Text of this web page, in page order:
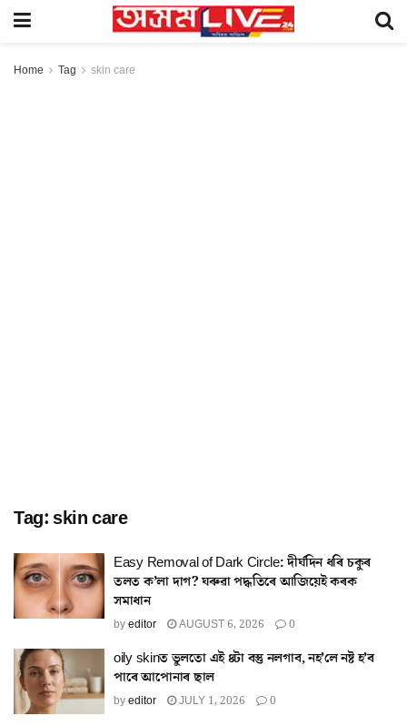
Home Tag skin care
Tag: skin care
Easy Removal of Dark Circle: দীৰ্ঘদিন ধৰি চকুৰ
তলত ক’লা দাগ? ঘৰুৱা পদ্ধতিৰে আজিয়েই কৰক
সমাধান
byeditor AUGUST 6, 2026 0
oily skinত ভুলতো এই ৪টা বস্তু নলগাব, নহ’লে নষ্ট হ’ব
পাৰে আপোনাৰ ছাল
byeditor JULY 1, 2026 0